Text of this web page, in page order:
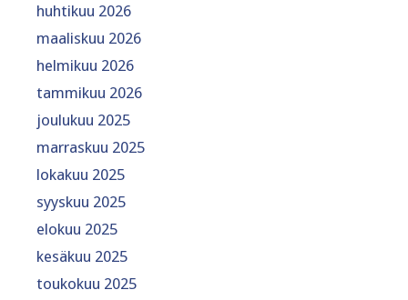
huhtikuu 2026
maaliskuu 2026
helmikuu 2026
tammikuu 2026
joulukuu 2025
marraskuu 2025
lokakuu 2025
syyskuu 2025
elokuu 2025
kesäkuu 2025
toukokuu 2025